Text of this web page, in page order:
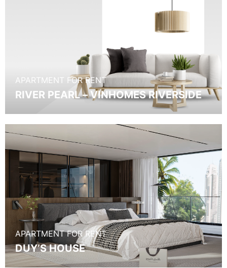
APARTMENT FOR RENT
RIVER PEARL – VINHOMES RIVERSIDE
APARTMENT FOR RENT
DUY’S HOUSE